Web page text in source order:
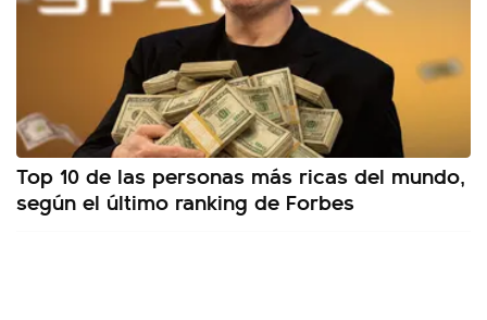
Top 10 de las personas más ricas del mundo,
según el último ranking de Forbes